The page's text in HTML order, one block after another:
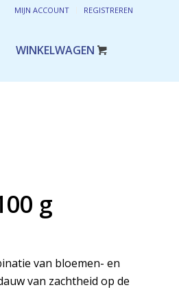
MIJN ACCOUNT REGISTREREN
g
van bloemen- en
van zachtheid op de